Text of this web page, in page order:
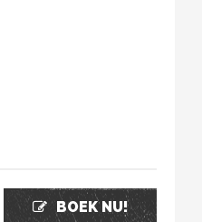
BOEK NU!